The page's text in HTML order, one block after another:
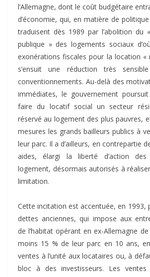
l’Allemagne, dont le coût budgétaire
d’économie, qui, en matière de
traduisent dès 1989 par l’abolition du
publique » des logements sociaux
exonérations fiscales pour la location «
s’ensuit une réduction très
conventionnements. Au-delà des
immédiates, le gouvernement
faire du locatif social un secteur
réservé au logement des plus pauvres,
mesures les grands bailleurs publics à
leur parc. Il a d’ailleurs, en contrepartie
aides, élargi la liberté d’action des
logement, désormais autorisés à
limitation.
Cette incitation est accentuée, en 1993,
dettes anciennes, qui impose aux
de l’habitat opérant en ex-Allemagne de
moins 15 % de leur parc en 10 ans,
ventes à l’unité aux locataires ou, à
bloc à des investisseurs. Les ventes